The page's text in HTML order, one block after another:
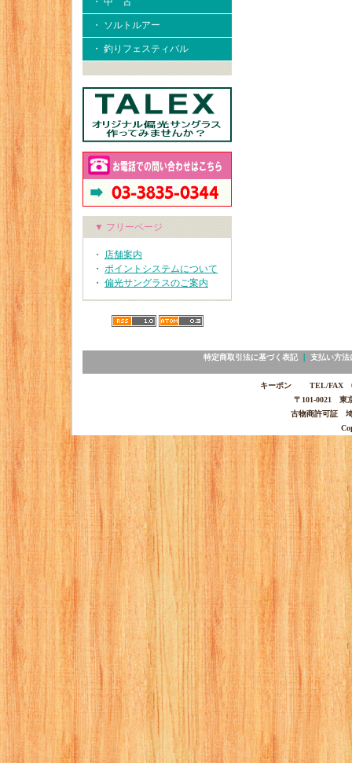
・ ソルトルアー
・ 釣りフェスティバル
▼ フリーページ
・ 店舗案内
・ ポイントシステムについて
・ 偏光サングラスのご案内
特定商取引法に基づく表記｜ 支払い方法
キーポン TEL/FAX
〒101-0021 東
古物商許可証